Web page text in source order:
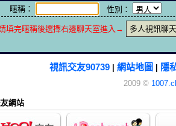
暱稱： 性別：
填完暱稱後選擇右邊聊天室進入→ 多人視訊聊
視訊交友90739| 網站地圖 隱
2009 ©
網站